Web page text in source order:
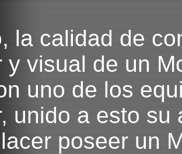
la calidad de
y visual de un
uno de los
unido a esto
poseer un